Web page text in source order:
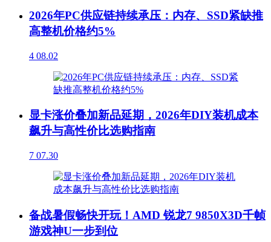
2026年PC供应链持续承压：内存、SSD紧缺推
高整机价格约5%
4 08.02
显卡涨价叠加新品延期，2026年DIY装机成本
飙升与高性价比选购指南
7 07.30
备战暑假畅快开玩！AMD 锐龙7 9850X3D千帧
游戏神U一步到位